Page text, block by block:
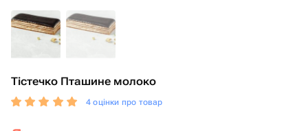
Тістечко Пташине молоко
4 оцінки про товар